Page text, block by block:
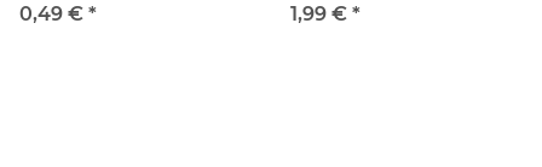
0,49 € *
1,99 € *